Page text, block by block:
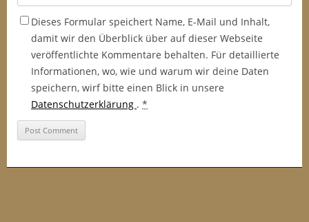
Dieses Formular speichert Name, E-Mail und Inhalt,
damit wir den Überblick über auf dieser Webseite
veröffentlichte Kommentare behalten. Für detaillierte
Informationen, wo, wie und warum wir deine Daten
speichern, wirf bitte einen Blick in unsere
Datenschutzerklärung . *